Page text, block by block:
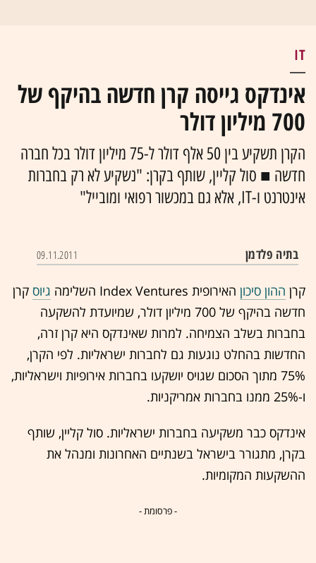
IT
אינדקס גייסה קרן חדשה בהיקף של
700 מיליון דולר
הקרן תשקיע בין 50 אלף דולר ל-75 מיליון דולר בכל חברה
חדשה ■ סול קליין, שותף בקרן: "נשקיע לא רק בחברות
אינטרנט ו-IT, אלא גם במכשור רפואי ומובייל"
בתיה פלדמן 09.11.2011
קרן ההון סיכון האירופית Index Ventures השלימה גיוס קרן
חדשה בהיקף של 700 מיליון דולר, שמיועדת להשקעה
בחברות בשלב הצמיחה. למרות שאינדקס היא קרן זרה,
החדשות בהחלט נוגעות גם לחברות ישראליות. לפי הקרן,
75% מתוך הסכום שגויס יושקעו בחברות אירופיות וישראליות,
ו-25% ממנו בחברות אמריקניות.
אינדקס כבר משקיעה בחברות ישראליות. סול קליין, שותף
בקרן, מתגורר בישראל בשנתיים האחרונות ומנהל את
ההשקעות המקומיות.
- פרסומת -